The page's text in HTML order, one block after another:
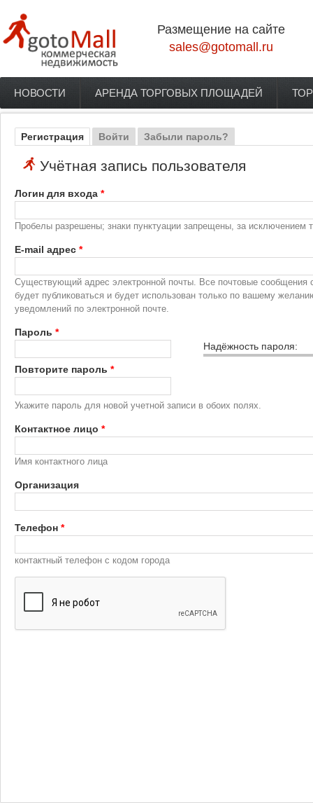
Размещение на сайте
sales@gotomall.ru
Главное меню
НОВОСТИ АРЕНДА ТОРГОВЫХ ПЛОЩАДЕЙ
Главные вкладки
Регистрация (активная вкладка)
Войти Забыли пароль?
Учётная запись пользователя
Логин для входа *
Пробелы разрешены; знаки пунктуации запрещены, за исключением
E-mail адрес *
Существующий адрес электронной почты. Все почтовые сообщения
будет публиковаться и будет использован только по вашему
уведомлений по электронной почте.
Надёжность пароля:
Пароль *
Повторите пароль *
Укажите пароль для новой учетной записи в обоих полях.
Контактное лицо *
Имя контактного лица
Организация
Телефон *
контактный телефон с кодом города